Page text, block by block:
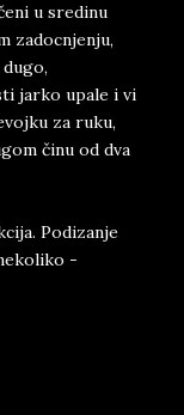
u sredinu
zadocnjenju,
jarko upale i vi
za ruku,
činu od dva
Podizanje
-